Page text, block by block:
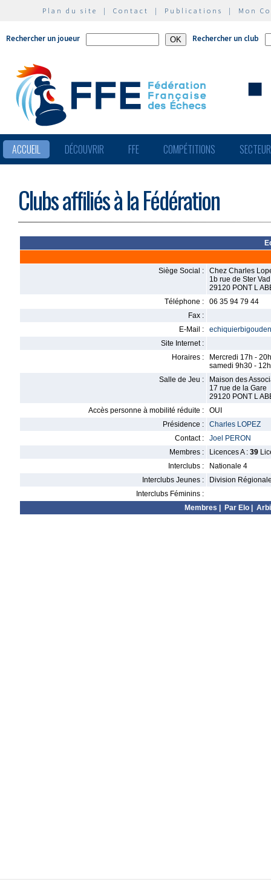
Plan du site | Contact | Publications | Mon
Rechercher un joueur Rechercher un club
ACCUEIL DÉCOUVRIR FFE COMPÉTITIONS
Clubs affiliés à la Fédération
Siège Social :
Chez Charles
1b rue de Ster Vad
29120 PONT L
Téléphone :
06 35 94 79 44
Fax :
E-Mail :
Site Internet :
Horaires :
Mercredi 17h - 20h
samedi 9h30 - 12h
Salle de Jeu :
Maison des
17 rue de la Gare
29120 PONT L
Accès personne à mobilité réduite :
OUI
Présidence :
Charles LOPEZ
Contact :
Joel PERON
Membres :
Licences A : 39
Interclubs :
Nationale 4
Interclubs Jeunes :
Division
Interclubs Féminins :
Membres
Par Elo